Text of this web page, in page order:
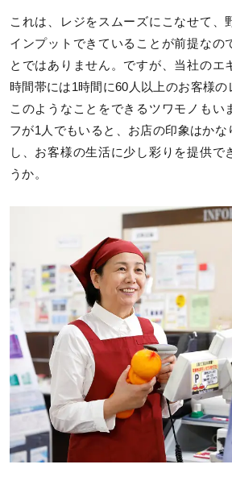
これは、レジをスムーズにこなせて、
インプットできていることが前提なの
とではありません。ですが、当社のエ
時間帯には1時間に60人以上のお客様の
このようなことをできるツワモノもい
フが1人でもいると、お店の印象はかな
し、お客様の生活に少し彩りを提供で
うか。